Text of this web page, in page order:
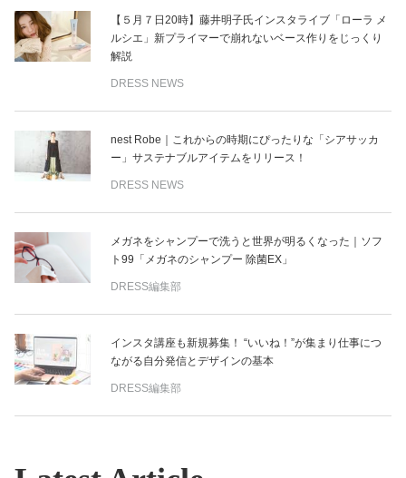
【５月７日20時】藤井明子氏インスタライブ「ローラ メ
ルシエ」新プライマーで崩れないベース作りをじっくり
解説
DRESS NEWS
nest Robe｜これからの時期にぴったりな「シアサッカ
ー」サステナブルアイテムをリリース！
DRESS NEWS
メガネをシャンプーで洗うと世界が明るくなった｜ソフ
ト99「メガネのシャンプー 除菌EX」
DRESS編集部
インスタ講座も新規募集！ “いいね！”が集まり仕事につ
ながる自分発信とデザインの基本
DRESS編集部